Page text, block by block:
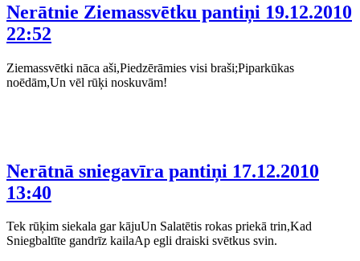
Nerātnie Ziemassvētku pantiņi 19.12.2010
22:52
Ziemassvētki nāca aši,Piedzērāmies visi braši;Piparkūkas
noēdām,Un vēl rūķi noskuvām!
Nerātnā sniegavīra pantiņi 17.12.2010
13:40
Tek rūķim siekala gar kājuUn Salatētis rokas priekā trin,Kad
Sniegbaltīte gandrīz kailaAp egli draiski svētkus svin.